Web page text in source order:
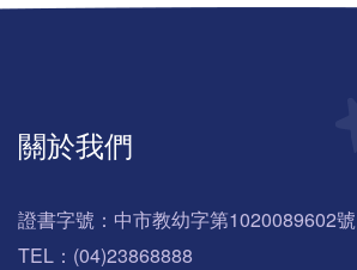
關於我們
證書字號：中市教幼字第1020089602號
TEL：(04)23868888